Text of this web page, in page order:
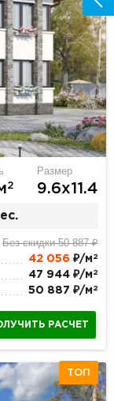
2
Размер
9.6х11.4
Без скидки 50 887 ₽
42 056 ₽/м 2
47 944 ₽/м 2
50 887 ₽/м 2
РАСЧЕТ
ТОП